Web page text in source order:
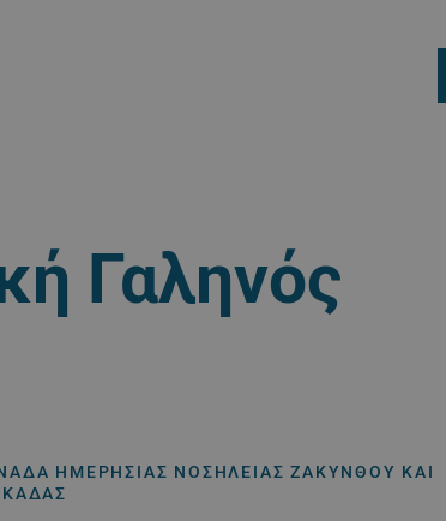
Γαληνός
ΗΜΕΡΉΣΙΑΣ ΝΟΣΗΛΕΊΑΣ ΖΑΚΎΝΘΟΥ ΚΑΙ